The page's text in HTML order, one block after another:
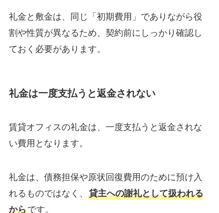
礼金と敷金は、同じ「初期費用」でありながら役
割や性質が異なるため、契約前にしっかり確認し
ておく必要があります。
礼金は一度支払うと返金されない
賃貸オフィスの礼金は、一度支払うと返金されな
い費用となります。
礼金は、債務担保や原状回復費用のために預け入
れるものではなく、 貸主への謝礼として扱われる
からです。